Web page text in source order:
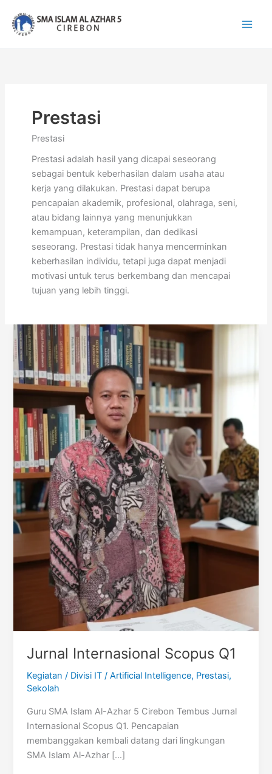
konten
Prestasi
Prestasi
Prestasi adalah hasil yang dicapai seseorang
sebagai bentuk keberhasilan dalam usaha atau
kerja yang dilakukan. Prestasi dapat berupa
pencapaian akademik, profesional, olahraga, seni,
atau bidang lainnya yang menunjukkan
kemampuan, keterampilan, dan dedikasi
seseorang. Prestasi tidak hanya mencerminkan
keberhasilan individu, tetapi juga dapat menjadi
motivasi untuk terus berkembang dan mencapai
tujuan yang lebih tinggi.
Jurnal Internasional Scopus Q1
Kegiatan / Divisi IT/Artificial Intelligence, Prestasi,
Sekolah
Guru SMA Islam Al-Azhar 5 Cirebon Tembus Jurnal
Internasional Scopus Q1. Pencapaian
membanggakan kembali datang dari lingkungan
SMA Islam Al-Azhar […]